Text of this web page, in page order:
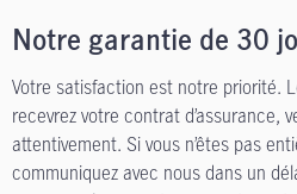
Notre garantie de 30
Votre satisfaction est notre priorité.
recevrez votre contrat d’assurance,
attentivement. Si vous n’êtes pas
communiquez avec nous dans un